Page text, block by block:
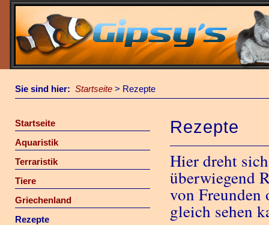
Sie sind hier: Startseite > Rezepte
Startseite
Aquaristik
Terraristik
Tiere
Griechenland
Rezepte
Rezepte
Hier dreht
überwiegend
von Freunden
gleich sehen